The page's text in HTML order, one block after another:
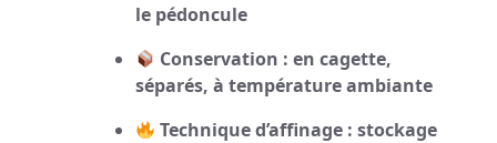
le pédoncule
Conservation : en cagette,
séparés, à température ambiante
Technique d’affinage : stockage